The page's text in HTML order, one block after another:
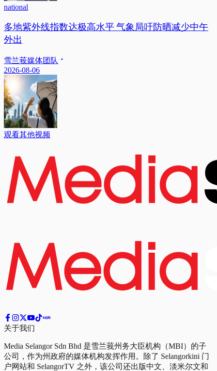
national
多地紫外线指数达极高水平 气象局吁防晒减少中午
外出
雪兰莪媒体团队
2026-08-06
观看其他视频
关于我们
Media Selangor Sdn Bhd 是雪兰莪州务大臣机构（MBI）的子
公司，作为州政府的媒体机构发挥作用。除了 Selangorkini 门
户网站和 SelangorTV 之外，该公司还出版中文、淡米尔文和